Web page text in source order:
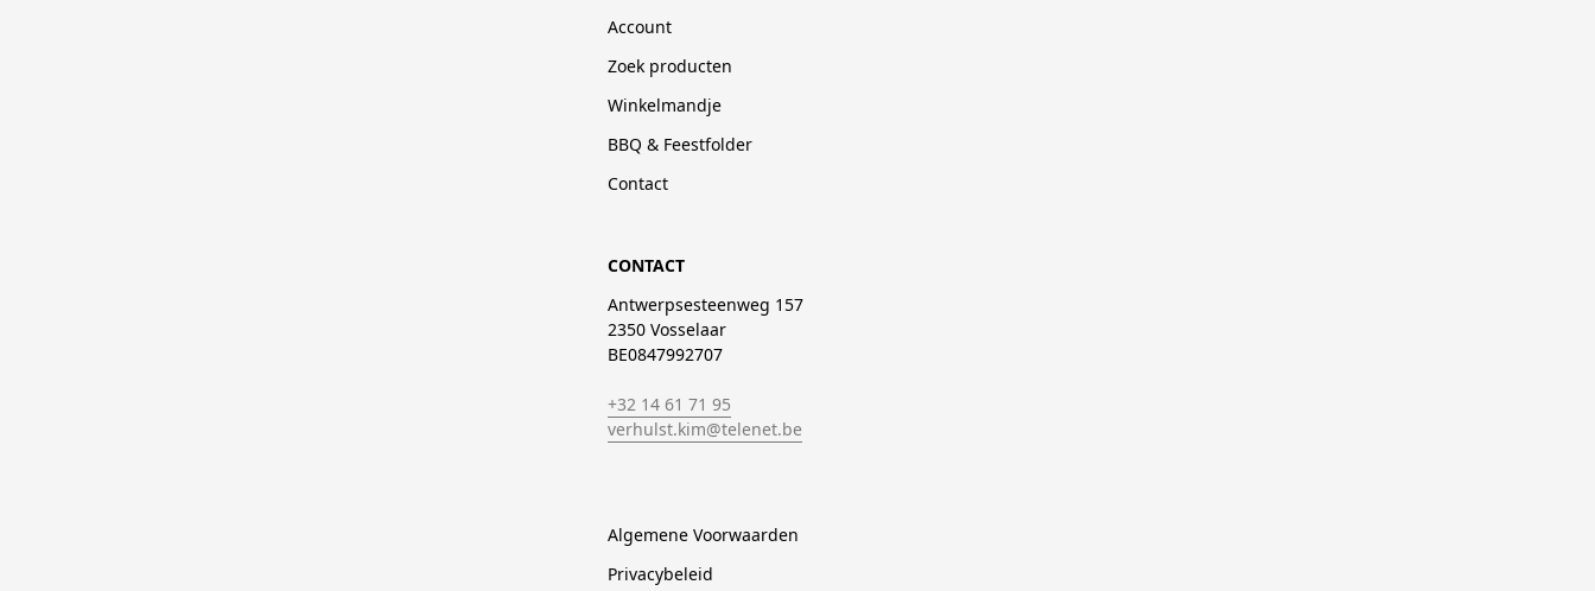
Account
Zoek producten
Winkelmandje
BBQ & Feestfolder
Contact
CONTACT
Antwerpsesteenweg 157
2350 Vosselaar
BE0847992707
+32 14 61 71 95
verhulst.kim@telenet.be
Algemene Voorwaarden
Privacybeleid